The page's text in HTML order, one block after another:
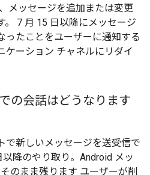
メッセージを追加または変更
。 7 月 15 日以降にメッセージ
ったことをユーザーに通知する
ケーション チャネルにリダイ
の会話はどうなります
で新しいメッセージを送受信で
降のやり取り。Android メッ
のまま残ります ユーザーが削